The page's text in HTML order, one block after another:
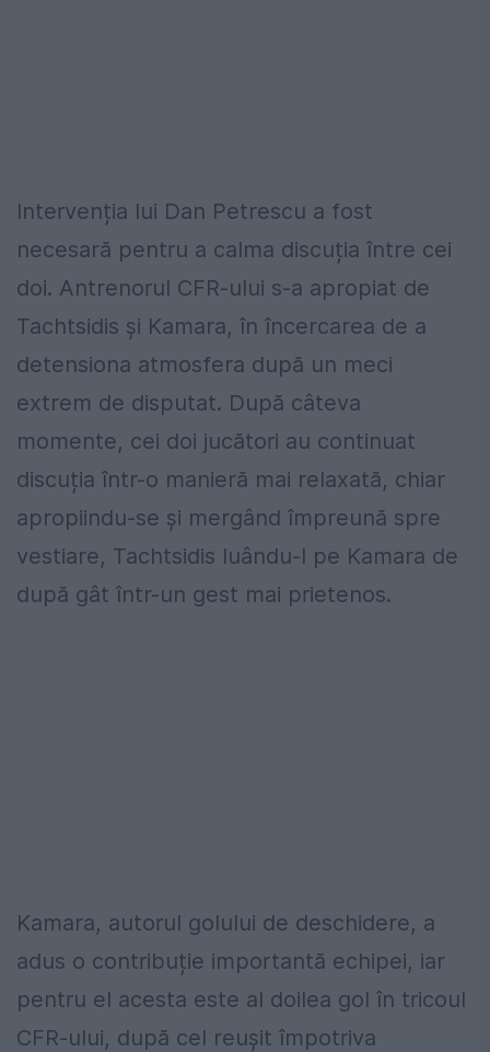
Intervenția lui Dan Petrescu a fost
necesară pentru a calma discuția între cei
doi. Antrenorul CFR-ului s-a apropiat de
Tachtsidis și Kamara, în încercarea de a
detensiona atmosfera după un meci
extrem de disputat. După câteva
momente, cei doi jucători au continuat
discuția într-o manieră mai relaxată, chiar
apropiindu-se și mergând împreună spre
vestiare, Tachtsidis luându-l pe Kamara de
după gât într-un gest mai prietenos.
Kamara, autorul golului de deschidere, a
adus o contribuție importantă echipei, iar
pentru el acesta este al doilea gol în tricoul
CFR-ului, după cel reușit împotriva